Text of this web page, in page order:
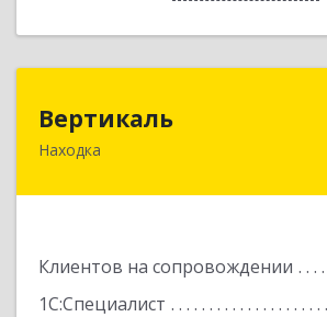
Вертикаль
Находка
Клиентов на сопровождении
1С:Специалист